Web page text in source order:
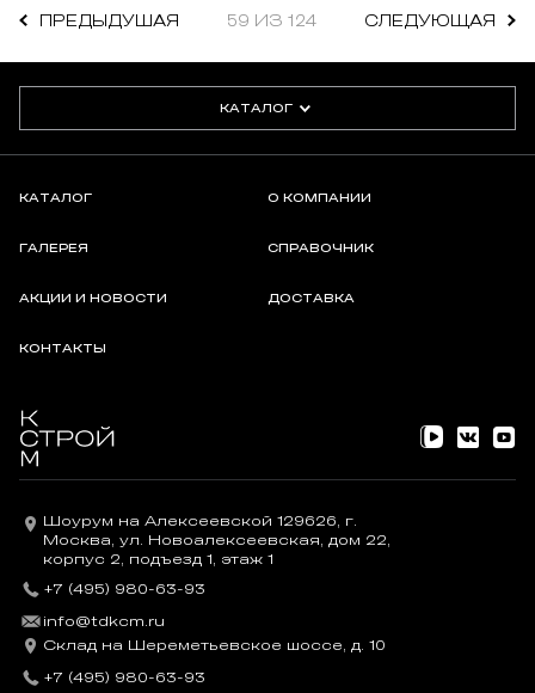
ПРЕДЫДУШАЯ 59 ИЗ 124 СЛЕДУЮЩАЯ
КАТАЛОГ
КАТАЛОГ О КОМПАНИИ
ГАЛЕРЕЯ СПРАВОЧНИК
АКЦИИ И НОВОСТИ ДОСТАВКА
КОНТАКТЫ
Шоурум на Алексеевской 129626, г.
Москва, ул. Новоалексеевская, дом 22,
корпус 2, подъезд 1, этаж 1
+7 (495) 980-63-93
info@tdkcm.ru
Склад на Шереметьевское шоссе, д. 10
+7 (495) 980-63-93